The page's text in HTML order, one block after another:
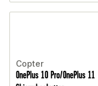
Copter
OnePlus 10 Pro/OnePlus 11